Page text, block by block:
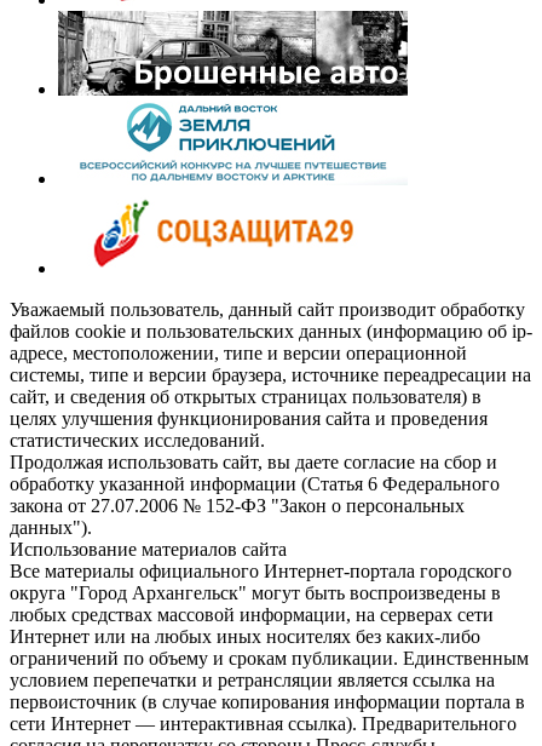
Уважаемый пользователь, данный сайт производит обработку
файлов cookie и пользовательских данных (информацию об ip-
адресе, местоположении, типе и версии операционной
системы, типе и версии браузера, источнике переадресации на
сайт, и сведения об открытых страницах пользователя) в
целях улучшения функционирования сайта и проведения
статистических исследований.
Продолжая использовать сайт, вы даете согласие на сбор и
обработку указанной информации (Статья 6 Федерального
закона от 27.07.2006 № 152-ФЗ "Закон о персональных
данных").
Использование материалов сайта
Все материалы официального Интернет-портала городского
округа "Город Архангельск" могут быть воспроизведены в
любых средствах массовой информации, на серверах сети
Интернет или на любых иных носителях без каких-либо
ограничений по объему и срокам публикации. Единственным
условием перепечатки и ретрансляции является ссылка на
первоисточник (в случае копирования информации портала в
сети Интернет — интерактивная ссылка). Предварительного